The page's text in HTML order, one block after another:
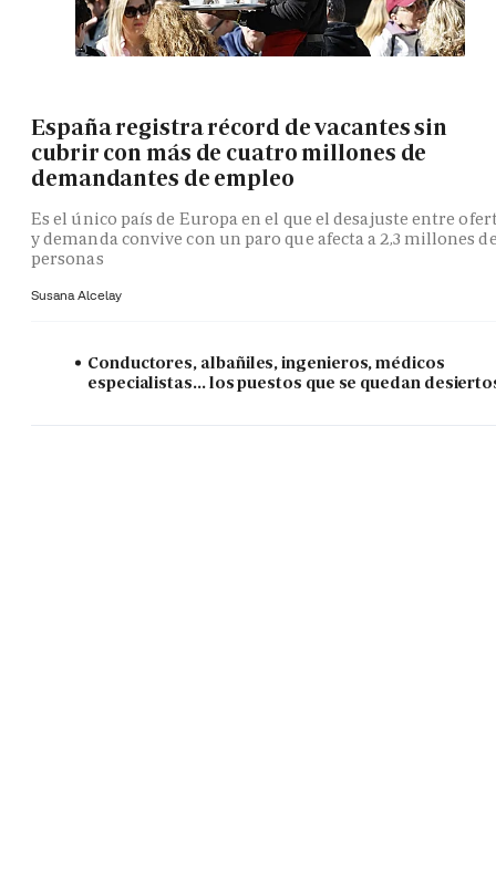
España registra récord de vacantes sin
cubrir con más de cuatro millones de
demandantes de empleo
Es el único país de Europa en el que el desajuste entre
y demanda convive con un paro que afecta a 2,3 millones
personas
Susana Alcelay
Conductores, albañiles, ingenieros, médicos
especialistas... los puestos que se quedan